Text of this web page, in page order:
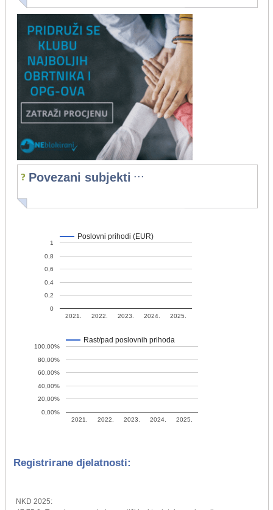
Povezani subjekti ...
Poslovni prihodi (EUR)
2021. 2022. 2023. 2024. 2025.
0
0,2
0,4
0,6
0,8
1
Rast/pad poslovnih prihoda
2021. 2022. 2023. 2024. 2025.
0,00%
20,00%
40,00%
60,00%
80,00%
100,00%
Registrirane djelatnosti:
NKD 2025: